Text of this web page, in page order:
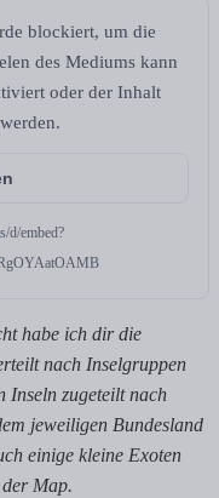
blockiert, um die
des Mediums kann
oder der Inhalt
d/embed?
habe ich dir die
nach Inselgruppen
Inseln zugeteilt nach
jeweiligen Bundesland
einige kleine Exoten
Map.